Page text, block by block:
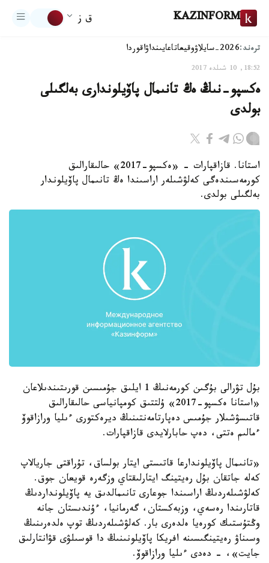
KAZINFORM ق ز
ترەند:2026-سايلاۋ وقيعاتاعايىنداۋاقوردا
18:52, 10 شىلدە 2017
ەكسپو-نىڭ ەڭ تانىمال پاۆيلوندارى بەلگىلى
بولدى
استانا. قازاقپارات - «ەكسپو-2017» حالىقارالىق
كورمەسىندەگى كەلۋشىلەر اراسىندا ەڭ تانىمال پاۆيلوندار
بەلگىلى بولدى.
بۇل تۋرالى بۇگىن كورمەنىڭ 1 ايلىق جۇمىسىن قورىتىندىلاعان
«استانا ەكسپو-2017» ۇلتتىق كومپانياسى حالىقارالىق
قاتىسۋشىلار جۇمىس دەپارتامەنتىنىڭ ديرەكتورى ءىليا ورازاقوۆ
ءمالىم ەتتى، دەپ حابارلايدى قازاقپارات.
«تانىمال پاۆيلوندارعا قاتىستى ايتار بولساق، تۇراقتى جاريالاپ
كەلە جاتقان بۇل رەيتينگ ايتارلىقتاي وزگەرە قويعان جوق.
كەلۋشىلەردىڭ اراسىندا جوعارى تانىمالدىق يە پاۆيلونداردىڭ
قاتارىندا رەسەي، وزبەكستان، گەرمانيا، ءۇندىستان جانە
وڭتۇستىك كورەيا ەلدەرى بار. كەلۋشىلەردىڭ توپ ەلدەرىنىڭ
وسىناۋ رەيتينگىسىنە افريكا پاۆيلونىنىڭ دا قوسىلۋى قۋانتارلىق
جايت»، - دەدى ءىليا ورازاقوۆ.